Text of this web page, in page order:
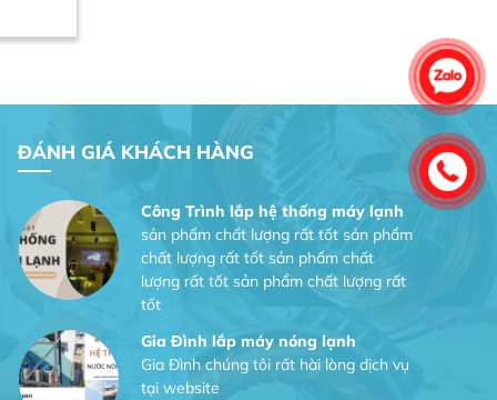
ĐÁNH GIÁ KHÁCH HÀNG
Dịch vụ MoTor
Công Trình lắp hệ thống máy lạnh
sản phẩm chất lượng rất tốt sản phẩm
chất lượng rất tốt sản phẩm chất
lượng rất tốt sản phẩm chất lượng rất
tốt
Gia Đình lắp máy nóng lạnh
Gia Đình chúng tôi rất hài lòng dịch vụ
tại website
Facebook